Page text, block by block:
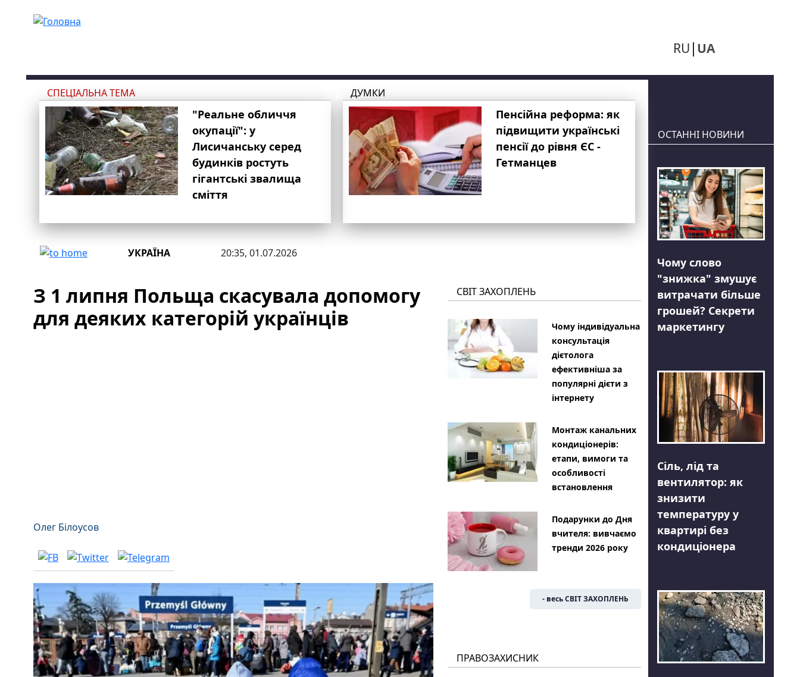
RU UA
СПЕЦІАЛЬНА ТЕМА
"Реальне обличчя
окупації": у
Лисичанську серед
будинків ростуть
гігантські звалища
сміття
ДУМКИ
Пенсійна реформа: як
підвищити українські
пенсії до рівня ЄС -
Гетманцев
УКРАЇНА 20:35, 01.07.2026
З 1 липня Польща скасувала допомогу
для деяких категорій українців
Олег Білоусов
СВІТ ЗАХОПЛЕНЬ
Чому індивідуальна
консультація
дієтолога
ефективніша за
популярні дієти з
інтернету
Монтаж канальних
кондиціонерів:
етапи, вимоги та
особливості
встановлення
Подарунки до Дня
вчителя: вивчаємо
тренди 2026 року
- весь СВІТ ЗАХОПЛЕНЬ
ПРАВОЗАХИСНИК
ОСТАННІ НОВИНИ
Чому слово
"знижка" змушує
витрачати більше
грошей? Секрети
маркетингу
Сіль, лід та
вентилятор: як
знизити
температуру у
квартирі без
кондиціонера